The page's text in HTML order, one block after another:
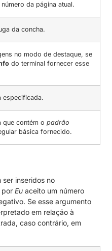
da página atual.
da concha.
no modo de destaque, se
do terminal fornecer esse
especificada.
que contém opadrão
básica fornecido.
inseridos no
porEu aceito um número
Se esse argumento
em relação à
caso contrário, em